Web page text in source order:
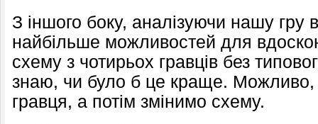
З іншого боку, аналізуючи нашу гру
найбільше можливостей для
схему з чотирьох гравців без
знаю, чи було б це краще. Можливо,
гравця, а потім змінимо схему.